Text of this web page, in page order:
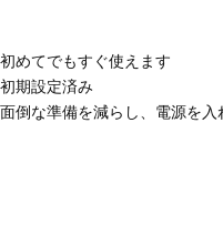
初めてでもすぐ使えます
初期設定済み
面倒な準備を減らし、電源を